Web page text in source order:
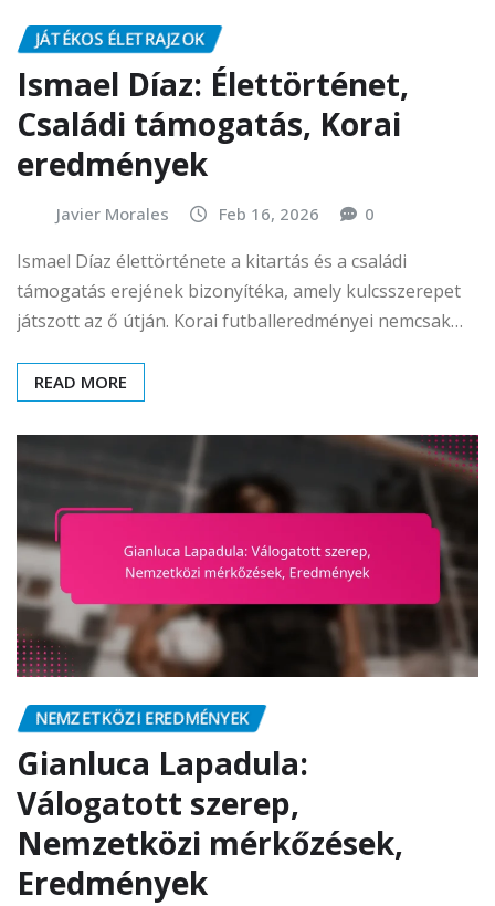
JÁTÉKOS ÉLETRAJZOK
Ismael Díaz: Élettörténet,
Családi támogatás, Korai
eredmények
Javier Morales Feb 16, 2026 0
Ismael Díaz élettörténete a kitartás és a családi
támogatás erejének bizonyítéka, amely kulcsszerepet
játszott az ő útján. Korai futballeredményei nemcsak…
READ MORE
NEMZETKÖZI EREDMÉNYEK
Gianluca Lapadula:
Válogatott szerep,
Nemzetközi mérkőzések,
Eredmények